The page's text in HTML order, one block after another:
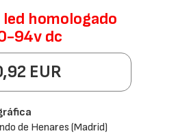
homologado
94v dc
EUR
de Henares (Madrid)